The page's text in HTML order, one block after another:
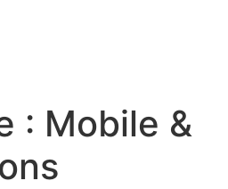
: Mobile &